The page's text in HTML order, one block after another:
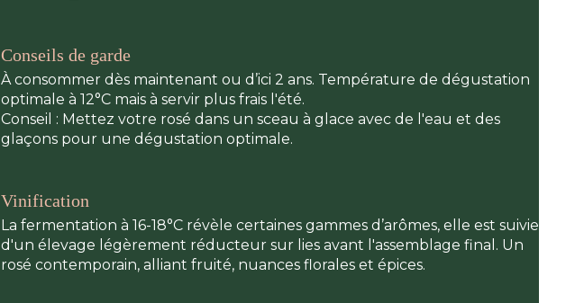
Conseils de garde
À consommer dès maintenant ou d’ici 2 ans. Température de dégustation
optimale à 12°C mais à servir plus frais l'été.
Conseil : Mettez votre rosé dans un sceau à glace avec de l'eau et des
glaçons pour une dégustation optimale.
Vinification
La fermentation à 16-18°C révèle certaines gammes d’arômes, elle est suivie
d'un élevage légèrement réducteur sur lies avant l'assemblage final. Un
rosé contemporain, alliant fruité, nuances florales et épices.